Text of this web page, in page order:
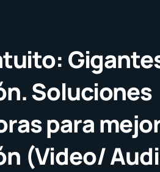
Soluciones
para
(Video/